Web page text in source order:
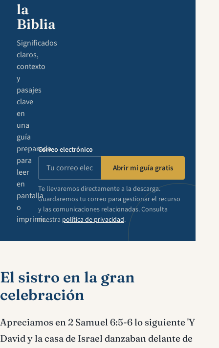
la
Biblia
Significados
claros,
contexto
y
pasajes
clave
en
una
guía
preparada
para
leer
en
pantalla
o
imprimir.
Correo electrónico
Abrir mi guía gratis
Te llevaremos directamente a la descarga.
Guardaremos tu correo para gestionar el recurso
y las comunicaciones relacionadas. Consulta
nuestra política de privacidad.
El sistro en la gran
celebración
Apreciamos en 2 Samuel 6:5-6 lo siguiente 'Y
David y la casa de Israel danzaban delante de